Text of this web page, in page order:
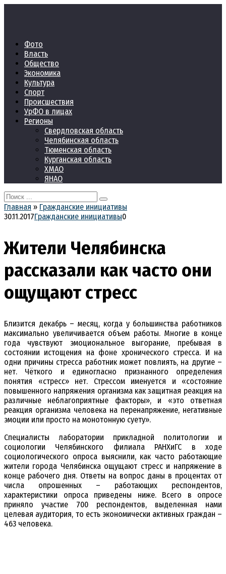
Фото
Власть
Общество
Экономика
Культура
Спорт
Происшествия
УрФО в лицах
Регионы
Свердловская область
Челябинская область
Тюменская область
Курганская область
ХМАО
ЯНАО
Search
for:
Главная » Гражданские инициативы
30.11.2017Гражданские инициативы0
Жители Челябинска
рассказали как часто они
ощущают стресс
Близится декабрь – месяц, когда у большинства работников
максимально увеличивается объем работы. Многие в конце
года чувствуют эмоциональное выгорание, пребывая в
состоянии истощения на фоне хронического стресса. И на
одни причины стресса работник может повлиять, на другие –
нет. Чёткого и единогласно признанного определения
понятия «стресс» нет. Стрессом именуется и «состояние
повышенного напряжения организма как защитная реакция на
различные неблагоприятные факторы», и «это ответная
реакция организма человека на перенапряжение, негативные
эмоции или просто на монотонную суету».
Специалисты лаборатории прикладной политологии и
социологии Челябинского филиала РАНХиГС в ходе
социологического опроса выяснили, как часто работающие
жители города Челябинска ощущают стресс и напряжение в
конце рабочего дня. Ответы на вопрос даны в процентах от
числа опрошенных – работающих респондентов,
характеристики опроса приведены ниже. Всего в опросе
приняло участие 700 респондентов, выделенная нами
целевая аудитория, то есть экономически активных граждан –
463 человека.